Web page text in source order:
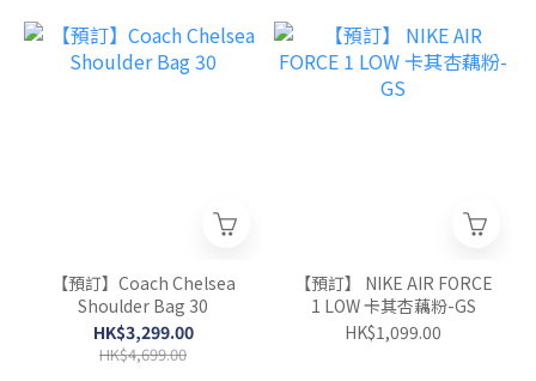
【預訂】Coach Chelsea
Shoulder Bag 30
HK$3,299.00
HK$4,699.00
【預訂】 NIKE AIR FORCE
1 LOW 卡其杏藕粉-GS
HK$1,099.00